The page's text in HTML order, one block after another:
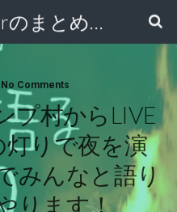
面白いyoutuberのまとめ動画
No Comments
プ村からLIVE
りで夜を演
みんなと語り
ります！